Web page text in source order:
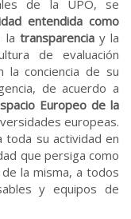
de la UPO, se
entendida como
la transparenciay la
de evaluación
la conciencia de su
de acuerdo a
Europeo de la
europeas.
toda su actividad en
que persiga como
la misma, a todos
y equipos de